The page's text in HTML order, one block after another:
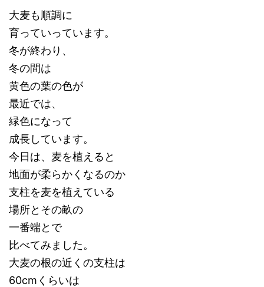
大麦も順調に
育っていっています。
冬が終わり、
冬の間は
黄色の葉の色が
最近では、
緑色になって
成長しています。
今日は、麦を植えると
地面が柔らかくなるのか
支柱を麦を植えている
場所とその畝の
一番端とで
比べてみました。
大麦の根の近くの支柱は
60cmくらいは